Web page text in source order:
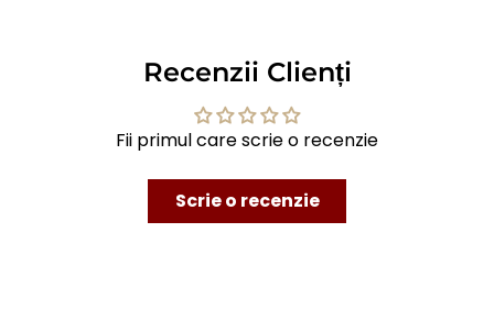
Recenzii Clienți
Fii primul care scrie o recenzie
Scrie o recenzie